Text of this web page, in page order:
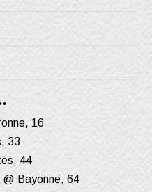
16
33
44
@ Bayonne, 64